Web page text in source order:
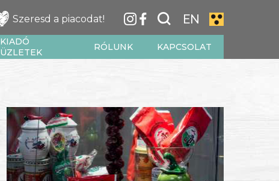
Szeresd a piacodat! EN
KIADÓ
ÜZLETEK
RÓLUNK KAPCSOLAT